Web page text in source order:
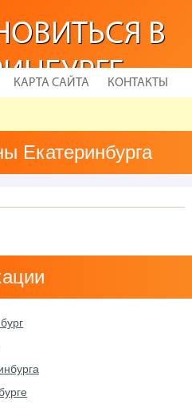
В
КАРТА САЙТА КОНТАКТЫ
Екатеринбурга